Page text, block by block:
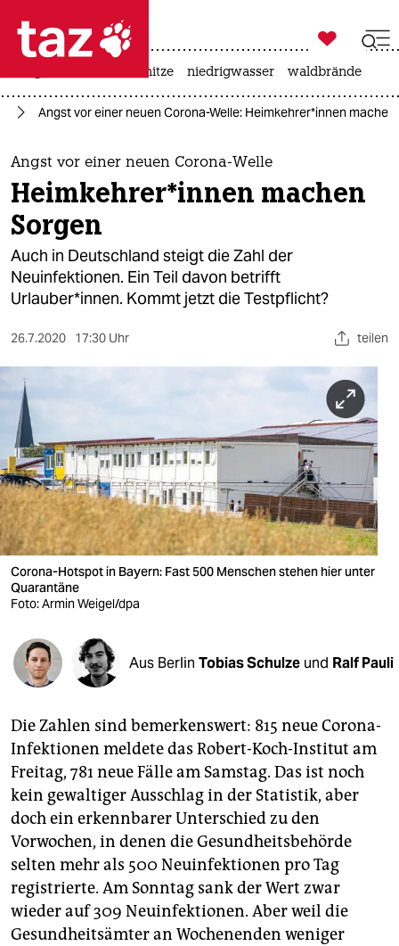
 taz zahl ich
taz zahl ich
themen
politik
öko
gesellschaft
sport
berlin
nord
wahrheit
verlag
verlag
veranstaltungen
fragen & hilfe
abo
genossenschaft
epaper login

taz zahl ich
hitze niedrigwasser waldbrände
Angst vor einer neuen Corona-Welle: Heimkehrer*innen machen
Angst vor einer neuen Corona-Welle
Heimkehrer*innen machen
Sorgen
Auch in Deutschland steigt die Zahl der
Neuinfektionen. Ein Teil davon betrifft
Urlauber*innen. Kommt jetzt die Testpflicht?
26.7.2020 17:30 Uhr teilen
Corona-Hotspot in Bayern: Fast 500 Menschen stehen hier unter
Quarantäne
Foto: Armin Weigel/dpa
Aus Berlin Tobias Schulze und Ralf Pauli
Die Zahlen sind bemerkenswert: 815 neue Corona-
Infektionen meldete das Robert-Koch-Institut am
Freitag, 781 neue Fälle am Samstag. Das ist noch
kein gewaltiger Ausschlag in der Statistik, aber
doch ein erkennbarer Unterschied zu den
Vorwochen, in denen die Gesundheitsbehörde
selten mehr als 500 Neuinfektionen pro Tag
registrierte. Am Sonntag sank der Wert zwar
wieder auf 309 Neuinfektionen. Aber weil die
Gesundheitsämter an Wochenenden weniger